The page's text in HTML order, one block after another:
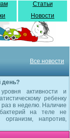
Статьи
Новости
Все новости
день?
активности и
ребенку
раз в неделю. Наличие
бактерий на теле не
напротив,